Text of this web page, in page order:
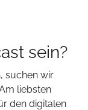
sein?
suchen wir
liebsten
den digitalen